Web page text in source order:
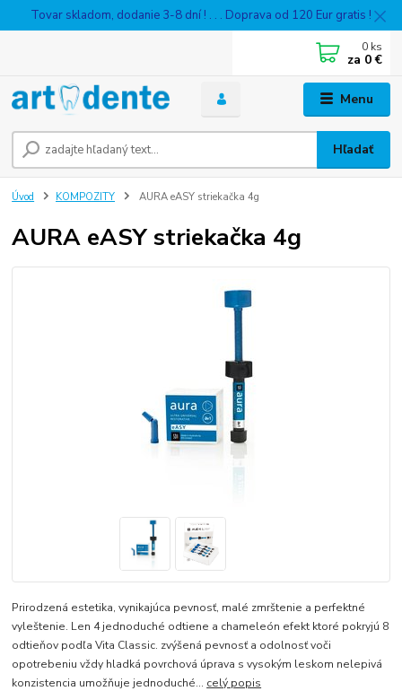
Tovar skladom, dodanie 3-8 dní ! . . . Doprava od 120 Eur gratis !
Menu
Hľadať
0 ks
za 0 €
Úvod KOMPOZITY AURA eASY striekačka 4g
AURA eASY striekačka 4g
Prirodzená estetika, vynikajúca pevnosť, malé zmrštenie a perfektné
vyleštenie. Len 4 jednoduché odtiene a chameleón efekt ktoré pokryjú 8
odtieňov podľa Vita Classic. zvýšená pevnosť a odolnosť voči
opotrebeniu vždy hladká povrchová úprava s vysokým leskom nelepivá
konzistencia umožňuje jednoduché... celý popis